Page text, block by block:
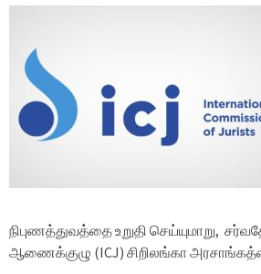
நிபுணத்துவத்தை உறுதி செய்யுமாறு,
ஆணைக்குழு (ICJ) சிறிலங்கா